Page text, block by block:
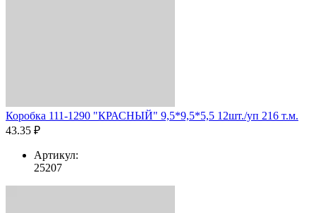
Коробка 111-1290 "КРАСНЫЙ" 9,5*9,5*5,5 12шт./уп 216 т.м.
43.35 ₽
Артикул:
25207